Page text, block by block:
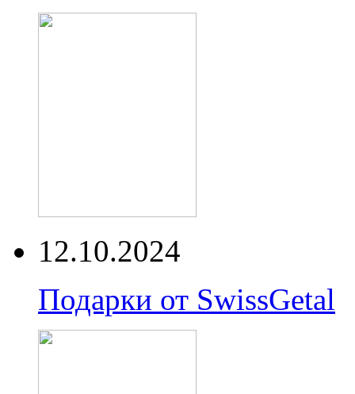
12.10.2024
Подарки от SwissGetal